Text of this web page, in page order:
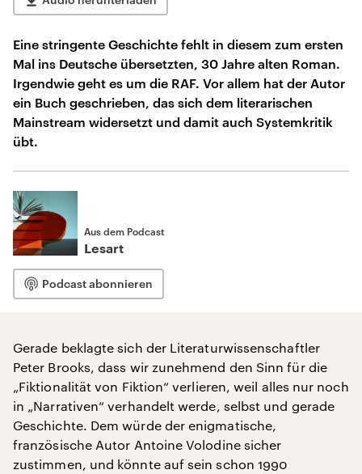
Eine stringente Geschichte fehlt in diesem zum ersten
Mal ins Deutsche übersetzten, 30 Jahre alten Roman.
Irgendwie geht es um die RAF. Vor allem hat der Autor
ein Buch geschrieben, das sich dem literarischen
Mainstream widersetzt und damit auch Systemkritik
übt.
Aus dem Podcast
Lesart
Podcast abonnieren
Gerade beklagte sich der Literaturwissenschaftler
Peter Brooks, dass wir zunehmend den Sinn für die
„Fiktionalität von Fiktion“ verlieren, weil alles nur noch
in „Narrativen“ verhandelt werde, selbst und gerade
Geschichte. Dem würde der enigmatische,
französische Autor Antoine Volodine sicher
zustimmen, und könnte auf sein schon 1990